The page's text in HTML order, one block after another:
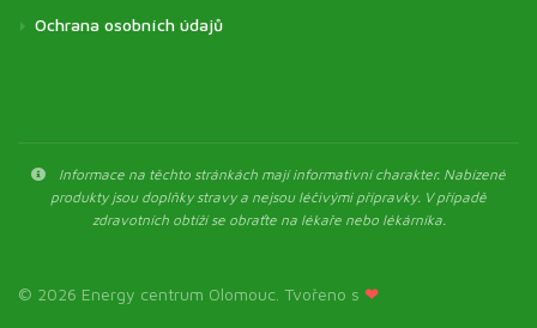
Ochrana osobních údajů
Informace na těchto stránkách mají informativní charakter. Nabízené
produkty jsou doplňky stravy a nejsou léčivými přípravky. V případě
zdravotních obtíží se obraťte na lékaře nebo lékárníka.
© 2026 Energy centrum Olomouc. Tvořeno s ❤